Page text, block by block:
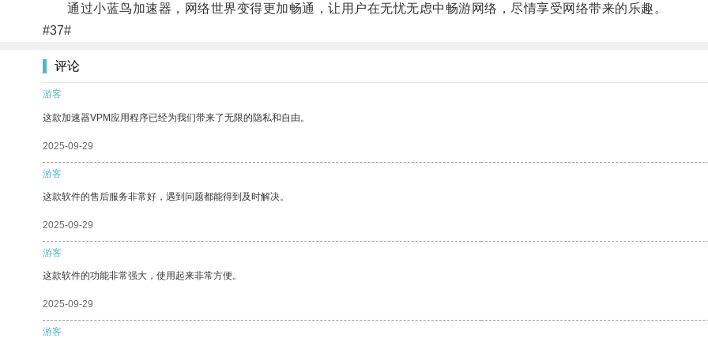
通过小蓝鸟加速器，网络世界变得更加畅通，让用户在无忧无虑中畅游网络，尽情享受网络带来的乐趣。
#37#
评论
游客
这款加速器VPM应用程序已经为我们带来了无限的隐私和自由。
2025-09-29
游客
这款软件的售后服务非常好，遇到问题都能得到及时解决。
2025-09-29
游客
这款软件的功能非常强大，使用起来非常方便。
2025-09-29
游客